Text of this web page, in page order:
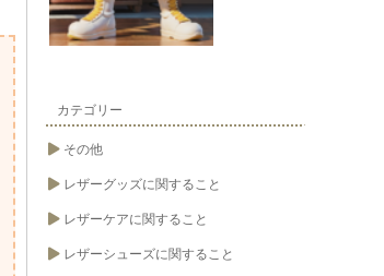
カテゴリー
その他
レザーグッズに関すること
レザーケアに関すること
レザーシューズに関すること